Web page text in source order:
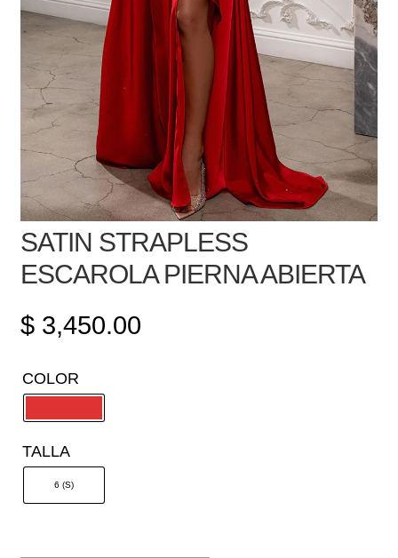
SATIN STRAPLESS
ESCAROLA PIERNA ABIERTA
$3,450.00
COLOR
TALLA
6 (S)